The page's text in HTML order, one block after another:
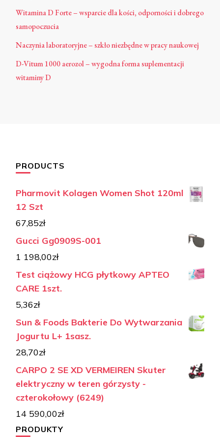
Witamina D Forte – wsparcie dla kości, odporności i dobrego
samopoczucia
Naczynia laboratoryjne – szkło niezbędne w pracy naukowej
D-Vitum 1000 aerozol – wygodna forma suplementacji
witaminy D
PRODUCTS
Pharmovit Kolagen Women Shot 120ml
12 Szt
67,85zł
Gucci Gg0909S-001
1 198,00zł
Test ciążowy HCG płytkowy APTEO
CARE 1szt.
5,36zł
Sun & Foods Bakterie Do Wytwarzania
Jogurtu L+ 1sasz.
28,70zł
CARPO 2 SE XD VERMEIREN Skuter
elektryczny w teren górzysty -
czterokołowy (6249)
14 590,00zł
PRODUKTY